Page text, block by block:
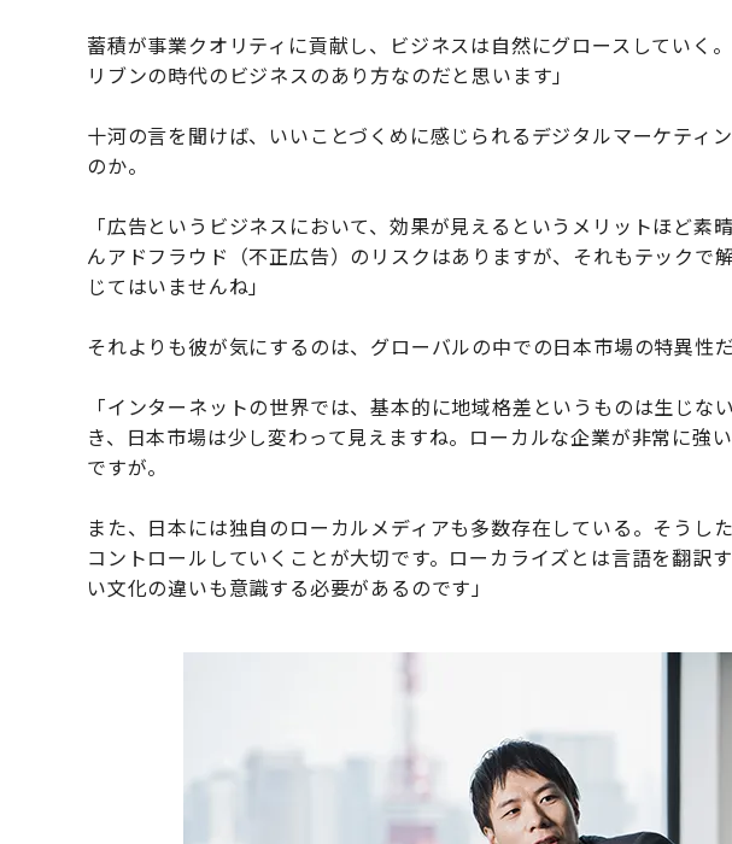
蓄積が事業クオリティに貢献し、ビジネスは自然にグロースしていく
リブンの時代のビジネスのあり方なのだと思います」
十河の言を聞けば、いいことづくめに感じられるデジタルマーケティ
のか。
「広告というビジネスにおいて、効果が見えるというメリットほど素
んアドフラウド（不正広告）のリスクはありますが、それもテックで
じてはいませんね」
それよりも彼が気にするのは、グローバルの中での日本市場の特異性だ
「インターネットの世界では、基本的に地域格差というものは生じな
き、日本市場は少し変わって見えますね。ローカルな企業が非常に強
ですが。
また、日本には独自のローカルメディアも多数存在している。そうし
コントロールしていくことが大切です。ローカライズとは言語を翻訳
い文化の違いも意識する必要があるのです」